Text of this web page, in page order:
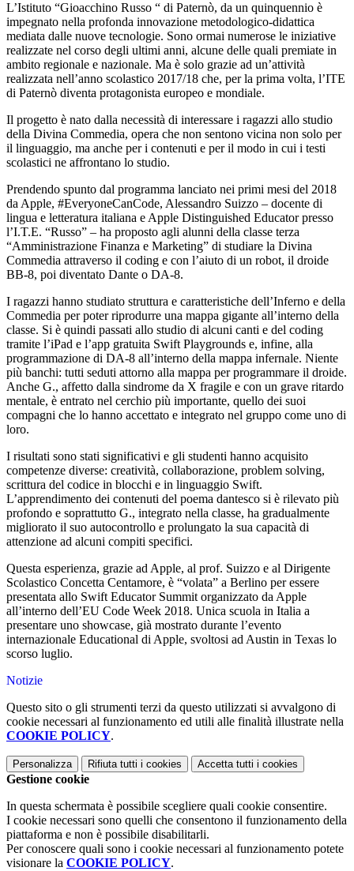
L’Istituto “Gioacchino Russo “ di Paternò, da un quinquennio è
impegnato nella profonda innovazione metodologico-didattica
mediata dalle nuove tecnologie. Sono ormai numerose le iniziative
realizzate nel corso degli ultimi anni, alcune delle quali premiate in
ambito regionale e nazionale. Ma è solo grazie ad un’attività
realizzata nell’anno scolastico 2017/18 che, per la prima volta, l’ITE
di Paternò diventa protagonista europeo e mondiale.
Il progetto è nato dalla necessità di interessare i ragazzi allo studio
della Divina Commedia, opera che non sentono vicina non solo per
il linguaggio, ma anche per i contenuti e per il modo in cui i testi
scolastici ne affrontano lo studio.
Prendendo spunto dal programma lanciato nei primi mesi del 2018
da Apple, #EveryoneCanCode, Alessandro Suizzo – docente di
lingua e letteratura italiana e Apple Distinguished Educator presso
l’I.T.E. “Russo” – ha proposto agli alunni della classe terza
“Amministrazione Finanza e Marketing” di studiare la Divina
Commedia attraverso il coding e con l’aiuto di un robot, il droide
BB-8, poi diventato Dante o DA-8.
I ragazzi hanno studiato struttura e caratteristiche dell’Inferno e della
Commedia per poter riprodurre una mappa gigante all’interno della
classe. Si è quindi passati allo studio di alcuni canti e del coding
tramite l’iPad e l’app gratuita Swift Playgrounds e, infine, alla
programmazione di DA-8 all’interno della mappa infernale. Niente
più banchi: tutti seduti attorno alla mappa per programmare il droide.
Anche G., affetto dalla sindrome da X fragile e con un grave ritardo
mentale, è entrato nel cerchio più importante, quello dei suoi
compagni che lo hanno accettato e integrato nel gruppo come uno di
loro.
I risultati sono stati significativi e gli studenti hanno acquisito
competenze diverse: creatività, collaborazione, problem solving,
scrittura del codice in blocchi e in linguaggio Swift.
L’apprendimento dei contenuti del poema dantesco si è rilevato più
profondo e soprattutto G., integrato nella classe, ha gradualmente
migliorato il suo autocontrollo e prolungato la sua capacità di
attenzione ad alcuni compiti specifici.
Questa esperienza, grazie ad Apple, al prof. Suizzo e al Dirigente
Scolastico Concetta Centamore, è “volata” a Berlino per essere
presentata allo Swift Educator Summit organizzato da Apple
all’interno dell’EU Code Week 2018. Unica scuola in Italia a
presentare uno showcase, già mostrato durante l’evento
internazionale Educational di Apple, svoltosi ad Austin in Texas lo
scorso luglio.
Notizie
Questo sito o gli strumenti terzi da questo utilizzati si avvalgono di
cookie necessari al funzionamento ed utili alle finalità illustrate nella
COOKIE POLICY.
Personalizza Rifiuta tutti i cookies Accetta tutti i cookies
Gestione cookie
In questa schermata è possibile scegliere quali cookie consentire.
I cookie necessari sono quelli che consentono il funzionamento della
piattaforma e non è possibile disabilitarli.
Per conoscere quali sono i cookie necessari al funzionamento potete
visionare la COOKIE POLICY.